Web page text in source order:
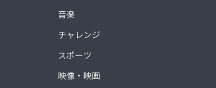
音楽
チャレンジ
スポーツ
映像・映画